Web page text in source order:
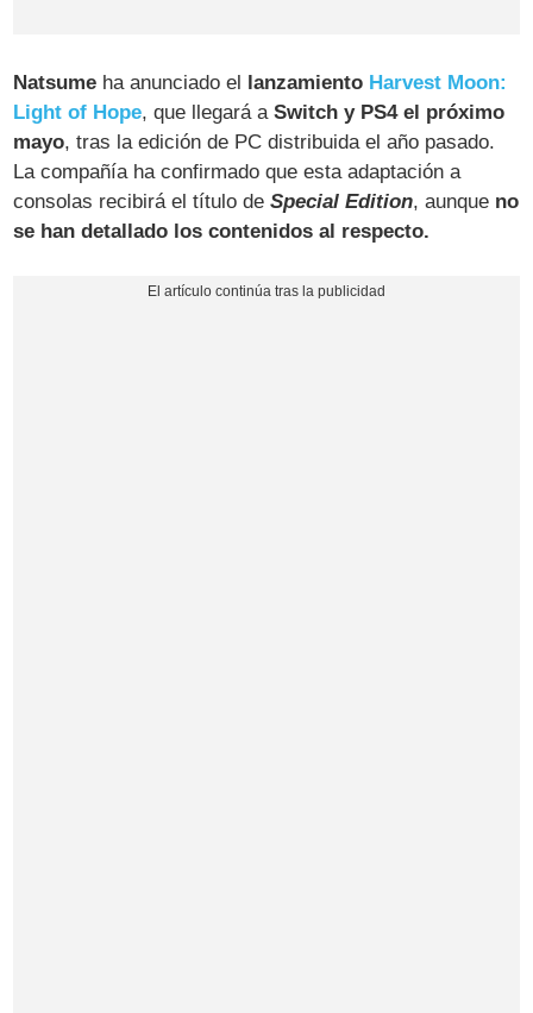
Natsume ha anunciado el lanzamiento Harvest Moon:
Light of Hope, que llegará aSwitch y PS4 el próximo
mayo, tras la edición de PC distribuida el año pasado.
La compañía ha confirmado que esta adaptación a
consolas recibirá el título deSpecial Edition, aunque no
se han detallado los contenidos al respecto.